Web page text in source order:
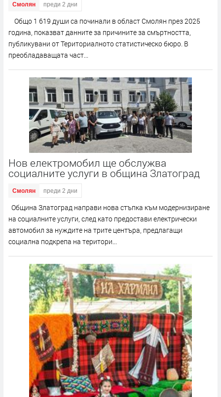
Смолян преди 2 дни
Общо 1 619 души са починали в област Смолян през 2025
година, показват данните за причините за смъртността,
публикувани от Териториалното статистическо бюро. В
преобладаващата част...
Нов електромобил ще обслужва
социалните услуги в община Златоград
Смолян преди 2 дни
Община Златоград направи нова стъпка към модернизиране
на социалните услуги, след като предостави електрически
автомобил за нуждите на трите центъра, предлагащи
социална подкрепа на територи...